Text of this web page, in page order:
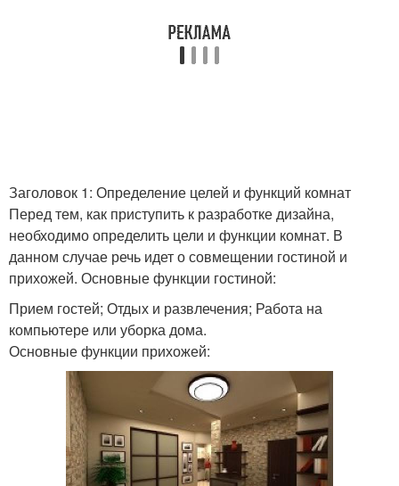
Заголовок 1: Определение целей и функций комнат
Перед тем, как приступить к разработке дизайна,
необходимо определить цели и функции комнат. В
данном случае речь идет о совмещении гостиной и
прихожей. Основные функции гостиной:
Прием гостей; Отдых и развлечения; Работа на
компьютере или уборка дома.
Основные функции прихожей: